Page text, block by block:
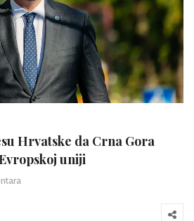
Hrvatske da Crna Gora
uniji